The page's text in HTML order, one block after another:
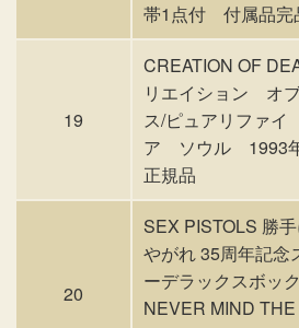
帯1点付 付属品完
19
CREATION OF
リエイション オ
ス/ピュアリファ
ア ソウル 1993
正規品
20
SEX PISTOLS 勝
やがれ 35周年記念
ーデラックスボッ
NEVER MIND THE